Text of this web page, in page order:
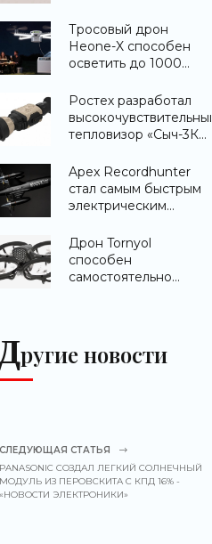
ноги после
тренировки -
«Гаджеты»
Тросовый дрон
Heone-X способен
осветить до 1000
земли -
«Беспилотники»
Ростех разработал
высокочувствительный
тепловизор «Сыч-3К»
распознавания до 2
км - «Гаджеты»
Apex Recordhunter
стал самым быстрым
электрическим
«Беспилотники»
Дрон Tornyol
способен
самостоятельно
ругие новости
СЛЕДУЮЩАЯ СТАТЬЯ
PANASONIC СОЗДАЛ ЛЕГКИЙ СОЛНЕЧНЫЙ
МОДУЛЬ ИЗ ПЕРОВСКИТА С КПД 16% -
«НОВОСТИ ЭЛЕКТРОНИКИ»